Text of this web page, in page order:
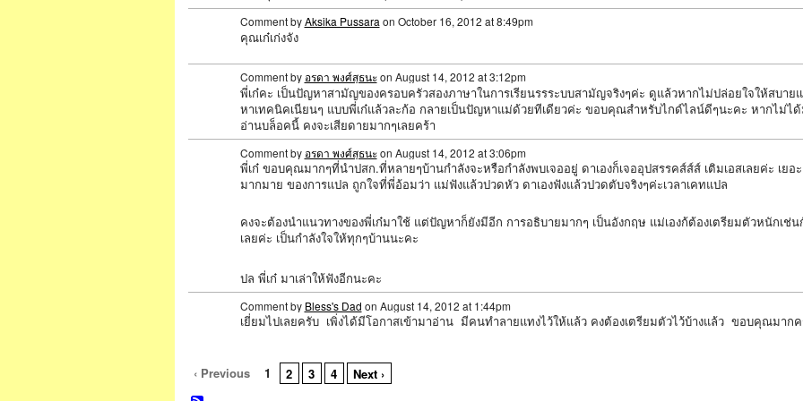
Comment byAksika Pussara on October 16, 2012 at 8:49pm
คุณเก๋เก่งจัง
Comment by อรดา พงศ์สุธนะon August 14, 2012 at 3:12pm
พี่เก๋คะ เป็นปัญหาสามัญของครอบครัวสองภาษาในการเรียนรรระบบสามัญจริงๆค่ะ ดูแล้วหากไม่ปล่อยใจให้สบาย
หาเทคนิคเนียนๆ แบบพี่เก๋แล้วละก้อ กลายเป็นปัญหาแม่ด้วยทีเดียวค่ะ ขอบคุณสำหรับไกด์ไลน์ดีๆนะคะ หากไม่ไ
อ่านบล็อคนี้ คงจะเสียดายมากๆเลยคร้า
Comment by อรดา พงศ์สุธนะon August 14, 2012 at 3:06pm
พี่เก๋ ขอบคุณมากๆที่นำปสก.ที่หลายๆบ้านกำลังจะหรือกำลังพบเจออยู่ ดาเองก็เจออุปสรรคส์ส์ส์ เติมเอสเลยค่ะ เยอะ
มากมาย ของการแปล ถูกใจที่พี่อ้อมว่า แม่ฟังแล้วปวดหัว ดาเองฟังแล้วปวดตับจริงๆค่ะเวลาเคทแปล
คงจะต้องนำแนวทางของพี่เก๋มาใช้ แต่ปัญหาก็ยังมีอีก การอธิบายมากๆ เป็นอังกฤษ แม่เองก้ต้องเตรียมตัวหนักเช่
เลยค่ะ เป็นกำลังใจให้ทุกๆบ้านนะคะ
ปล พี่เก๋ มาเล่าให้ฟังอีกนะคะ
Comment by Bless's Dad on August 14, 2012 at 1:44pm
เยี่ยมไปเลยครับ เพิ่งได้มีโอกาสเข้ามาอ่าน มีคนทำลายแทงไว้ให้แล้ว คงต้องเตรียมตัวไว้บ้างแล้ว ขอบคุณมาก
‹ Previous 1 2 3 4 Next ›